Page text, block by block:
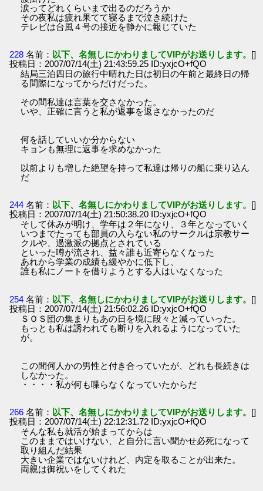
涙ってどれくらいまで出るのだろうか
その夜私は疲れ果てて寝るまで泣き続けた
テレビは台風４号の接近を静かに報じていた
228 名前： 以下、名無しにかわりましてVIPがお送りします。 []
投稿日：2007/07/14(土) 21:43:59.25 ID:yxjcO+fQO
結局三泊四日の旅行中晴れた日は初日の午前と最終日の帰
る間際になってからだけだった。
その間私達は言葉を交さなかった。
いや、正確に言うと私が返事を返さなかったのだ
何を話していいか分からない
キョンも無理に返事を求めなかった
以前よりも増した絶望を持って私達は帰りの船に乗り込ん
だ
244 名前： 以下、名無しにかわりましてVIPがお送りします。 []
投稿日：2007/07/14(土) 21:50:38.20 ID:yxjcO+fQO
そして休みが明け、学年は２年になり、３年となっていく
いつまでたっても部員の入らない私のサークルは宗教サー
クルや、過激派の拠点とされている
といった噂が流され、益々誰も近寄らなくなった
あれから学業の成績も緩やかに低下し、
誰も私にノートを借りようとする人はいなくなった
254 名前： 以下、名無しにかわりましてVIPがお送りします。 []
投稿日：2007/07/14(土) 21:56:02.26 ID:yxjcO+fQO
ＳＯＳ団の集まりもあの日を境に段々と減っていった。
もっとも私は誘われても断りを入れるようになっていた
が。
この間何人かの男性と付き合っていたが、どれも長続きは
しなかった。
・・・・私が何も喋らなくなっていたからだ
266 名前： 以下、名無しにかわりましてVIPがお送りします。 []
投稿日：2007/07/14(土) 22:12:31.72 ID:yxjcO+fQO
そんな私も就活が始まってからは
このままではいけない、と自分に言い聞かせ必死になって
取り組んだ結果
大きい企業ではないけれど、内定を取ることが出来た。
両親は御祝いをしてくれた